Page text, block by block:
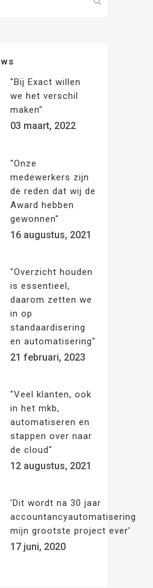
"Bij Exact willen
we het verschil
maken"
03 maart, 2022
"Onze
medewerkers zijn
de reden dat wij de
Award hebben
gewonnen"
16 augustus, 2021
"Overzicht houden
is essentieel,
daarom zetten we
in op
standaardisering
en automatisering"
21 februari, 2023
"Veel klanten, ook
in het mkb,
automatiseren en
stappen over naar
de cloud"
12 augustus, 2021
‘Dit wordt na 30 jaar
accountancyautomatisering
mijn grootste project ever’
17 juni, 2020